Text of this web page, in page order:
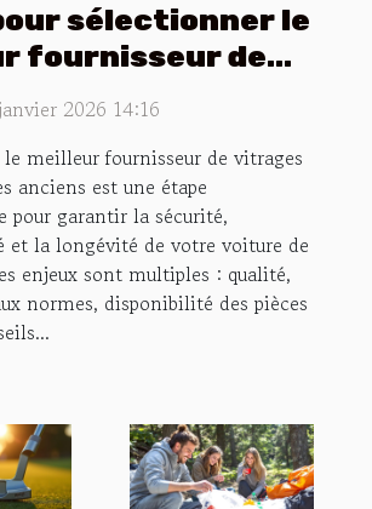
sélectionner le
fournisseur de
pour véhicules
2026 14:16
meilleur fournisseur de vitrages
anciens est une étape
pour garantir la sécurité,
et la longévité de votre voiture de
enjeux sont multiples : qualité,
normes, disponibilité des pièces